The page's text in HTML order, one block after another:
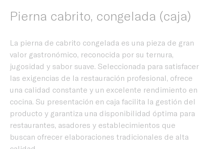
Pierna cabrito, congelada (caja)
La pierna de cabrito congelada es una pieza de gran
valor gastronómico, reconocida por su ternura,
jugosidad y sabor suave. Seleccionada para satisfacer
las exigencias de la restauración profesional, ofrece
una calidad constante y un excelente rendimiento en
cocina. Su presentación en caja facilita la gestión del
producto y garantiza una disponibilidad óptima para
restaurantes, asadores y establecimientos que
buscan ofrecer elaboraciones tradicionales de alta